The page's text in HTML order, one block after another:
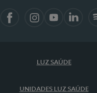
LUZ SAÚDE
UNIDADES LUZ SAÚDE